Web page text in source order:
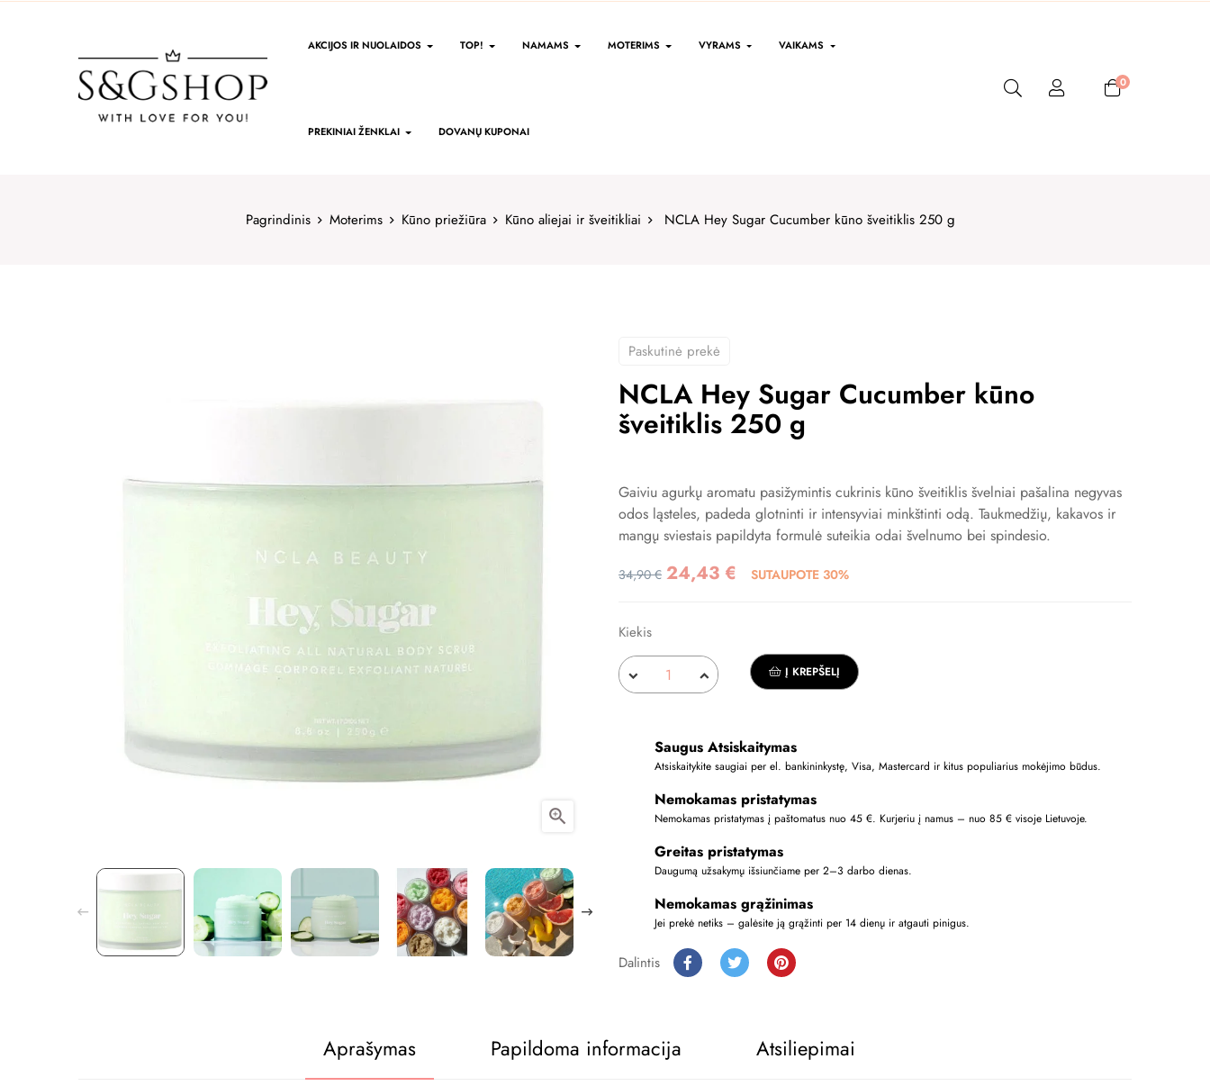
AKCIJOS IR NUOLAIDOS TOP! NAMAMS MOTERIMS VYRAMS VAIKAMS
PREKINIAI ŽENKLAI DOVANŲ KUPONAI
0
Pagrindinis Moterims Kūno priežiūra Kūno aliejai ir šveitikliai NCLA Hey Sugar Cucumber kūno šveitiklis 250 g

Paskutinė prekė
NCLA Hey Sugar Cucumber kūno
šveitiklis 250 g
Gaiviu agurkų aromatu pasižymintis cukrinis kūno šveitiklis švelniai pašalina negyvas
odos ląsteles, padeda glotninti ir intensyviai minkštinti odą. Taukmedžių, kakavos ir
mangų sviestais papildyta formulė suteikia odai švelnumo bei spindesio.
34,90 € 24,43 € SUTAUPOTE 30%
Kiekis
Į KREPŠELĮ
Saugus Atsiskaitymas
Atsiskaitykite saugiai per el. bankininkystę, Visa, Mastercard ir kitus populiarius mokėjimo būdus.
Nemokamas pristatymas
Nemokamas pristatymas į paštomatus nuo 45 €. Kurjeriu į namus – nuo 85 € visoje Lietuvoje.
Greitas pristatymas
Daugumą užsakymų išsiunčiame per 2–3 darbo dienas.
Nemokamas grąžinimas
Jei prekė netiks – galėsite ją grąžinti per 14 dienų ir atgauti pinigus.
Dalintis
Aprašymas Papildoma informacija Atsiliepimai